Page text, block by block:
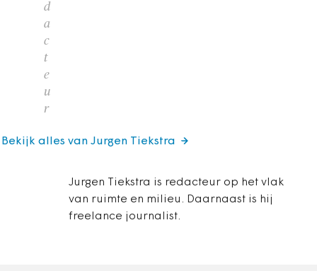
d
a
c
t
e
u
r
Jurgen Tiekstra is redacteur op het vlak
van ruimte en milieu. Daarnaast is hij
freelance journalist.
Bekijk alles van Jurgen Tiekstra